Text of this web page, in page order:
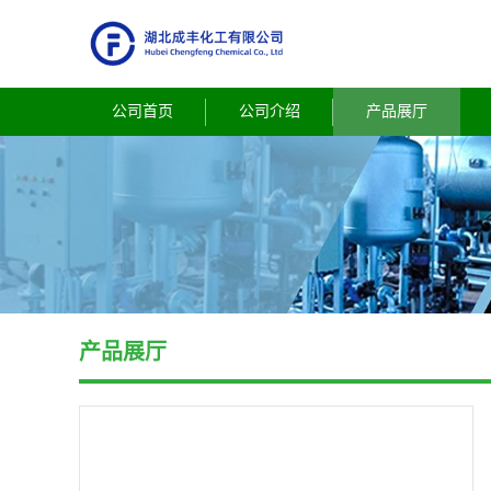
公司首页 公司介绍 产品展厅
产品展厅